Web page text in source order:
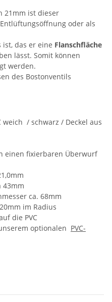
21mm ist dieser
oder als
ist, das er eine Flanschfläche
lässt. Somit können
werden.
des Bostonventils
weich / schwarz / Deckel aus
einen fixierbaren Überwurf
43mm
ca. 68mm
im Radius
die PVC
optionalen PVC-